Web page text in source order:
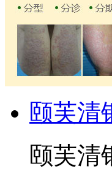
颐芙清
颐芙清